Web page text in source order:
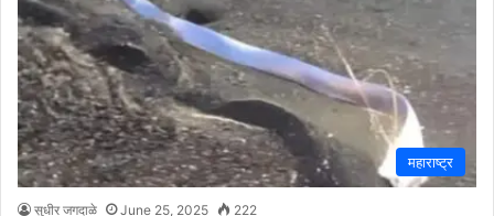
महाराष्ट्र
सुधीर जगदाळे June 25, 2025 222